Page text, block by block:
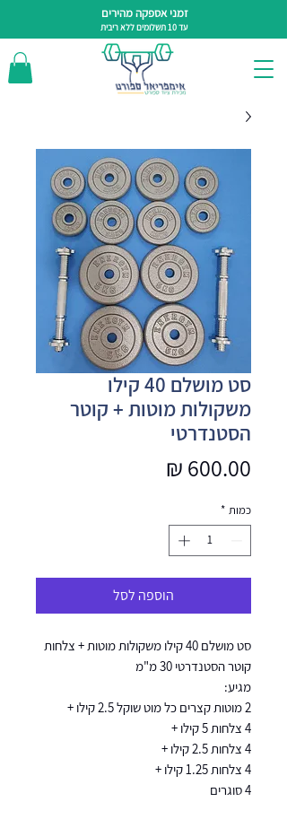
זמני אספקה מהירים
עד 10 תשלומים ללא ריבית
סט מושלם 40 קילו
משקולות מוטות + קוטר
הסטנדרטי
כמות *
הוספה לסל
סט מושלם 40 קילו משקולות מוטות + צלחות
קוטר הסטנדרטי 30 מ"מ
מגיע:
2 מוטות קצרים כל מוט שוקל 2.5 קילו +
4 צלחות 5 קילו +
4 צלחות 2.5 קילו +
4 צלחות 1.25 קילו +
4 סוגרים